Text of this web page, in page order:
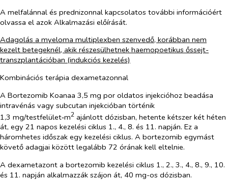
A melfalánnal és prednizonnal kapcsolatos további információért
olvassa el azok Alkalmazási előírását.
Adagolás a myeloma multiplexben szenvedő, korábban nem
kezelt betegeknél, akik részesülhetnek haemopoetikus őssejt-
transzplantációban (indukciós kezelés)
Kombinációs terápia dexametazonnal
A Bortezomib Koanaa 3,5 mg por oldatos injekcióhoz beadása
intravénás vagy subcutan injekcióban történik
1,3 mg/testfelület‑m2 ajánlott dózisban, hetente kétszer két héten
át, egy 21 napos kezelési ciklus 1., 4., 8. és 11. napján. Ez a
háromhetes időszak egy kezelési ciklus. A bortezomib egymást
követő adagjai között legalább 72 órának kell eltelnie.
A dexametazont a bortezomib kezelési ciklus 1., 2., 3., 4., 8., 9., 10.
és 11. napján alkalmazzák szájon át, 40 mg-os dózisban.